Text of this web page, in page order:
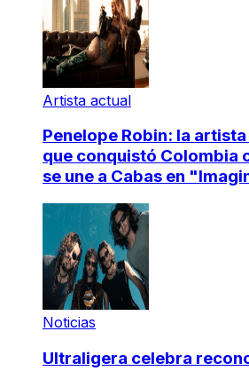
Artista actual
Penelope Robin: la
que conquistó Colombia
se une a Cabas en
Noticias
Ultraligera celebra